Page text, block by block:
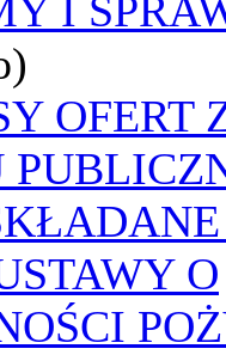
I
OFERT
O